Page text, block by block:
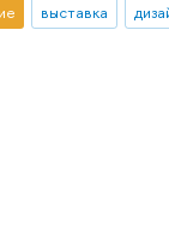
выставка